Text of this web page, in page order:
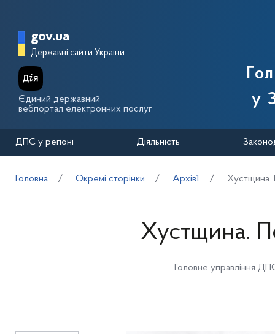
Головна сторінка Державної
gov.ua
Державні сайти України
Єдиний державний
вебпортал електронних послуг
у
ДПС у регіоні Діяльність
Головна Окремі сторінки Архів1 Хустщина.
Хустщина.
Головне управління